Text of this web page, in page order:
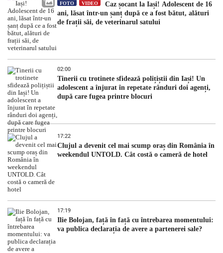
FOTO VIDEO
Caz șocant la Iași! Adolescent de 16
ani, lăsat într-un șanț după ce a fost bătut, alături
de frații săi, de veterinarul satului
02:00
Tinerii cu trotinete sfidează polițiștii din Iași! Un
adolescent a înjurat în repetate rânduri doi agenți,
după care fugea printre blocuri
17:22
Clujul a devenit cel mai scump oraș din România în
weekendul UNTOLD. Cât costă o cameră de hotel
17:19
Ilie Bolojan, față în față cu întrebarea momentului:
va publica declarația de avere a partenerei sale?